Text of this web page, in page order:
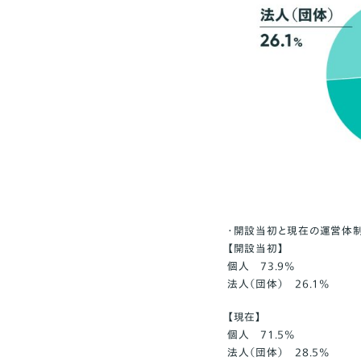
・開設当初と現在の運営体
【開設当初】
個人 73.9%
法人（団体） 26.1%
【現在】
個人 71.5%
法人（団体） 28.5%